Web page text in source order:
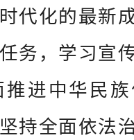
代化的最新
务，学习宣
进中华民
持全面依法